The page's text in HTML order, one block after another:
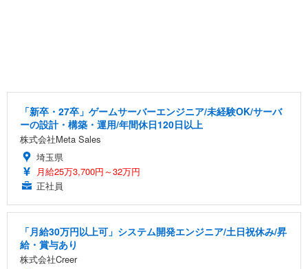
「新卒・27卒」ゲームサーバーエンジニア/未経験OK/サーバ
ーの設計・構築・運用/年間休日120日以上
株式会社Meta Sales
埼玉県
月給25万3,700円～32万円
正社員
「月給30万円以上可」システム開発エンジニア/土日祝休み/昇
給・賞与あり
株式会社Creer